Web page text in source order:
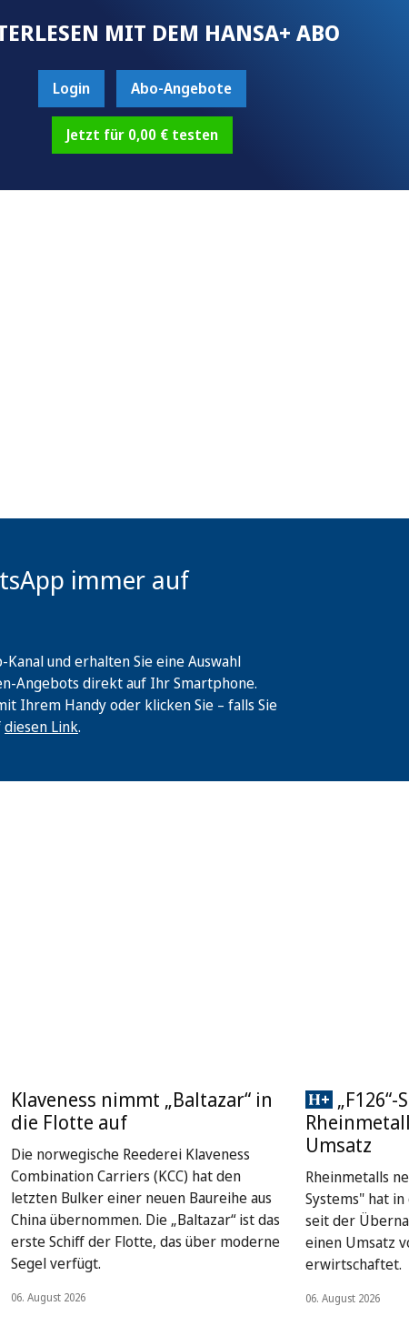
MIT DEM HANSA+ ABO
Login Abo-Angebote
Jetzt für 0,00 € testen
immer auf
und erhalten Sie eine Auswahl
Angebots direkt auf Ihr Smartphone.
Ihrem Handy oder klicken Sie – falls Sie
diesen Link.
Klaveness nimmt „Baltazar“ in
die Flotte auf
Die norwegische Reederei Klaveness
Combination Carriers (KCC) hat den
letzten Bulker einer neuen Baureihe aus
China übernommen. Die „Baltazar“ ist das
erste Schiff der Flotte, das über moderne
Segel verfügt.
06. August 2026
Umsatz
Rheinmetalls
Systems" hat
seit der
einen Umsatz
erwirtschaftet.
06. August 2026